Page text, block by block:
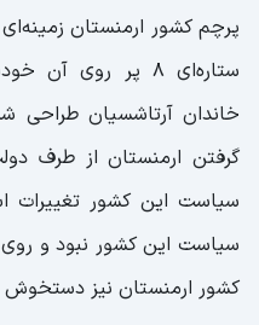
پرچم کشور ارمنستان
ستاره‌ای 8 پر
خاندان آرتاشسیان طراحی
گرفتن ارمنستان از طرف
سیاست این کشور تغییرات
سیاست این کشور نبود و
کشور ارمنستان نیز دستخوش